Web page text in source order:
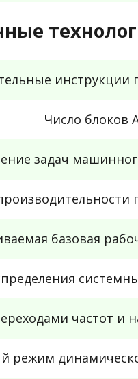
инструкции
Число блоков
задач
базовая
частот и
режим